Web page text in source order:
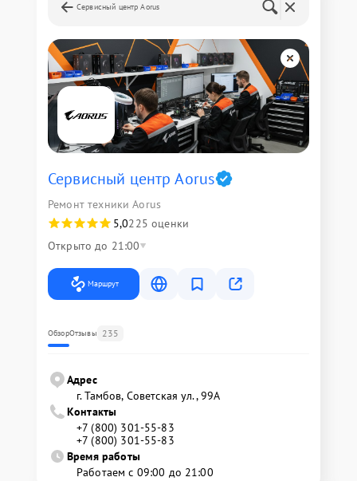
Сервисный центр Aorus
Сервисный центр Aorus
Ремонт техники Aorus
5,0225 оценки
Открыто до 21:00
Маршрут
ОбзорОтзывы 235
Адрес
г. Тамбов, Советская ул., 99А
Контакты
+7 (800) 301-55-83
+7 (800) 301-55-83
Время работы
Работаем с 09:00 до 21:00